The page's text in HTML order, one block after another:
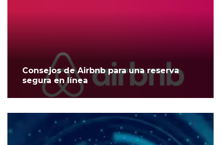
Consejos de Airbnb para una reserva
segura en línea